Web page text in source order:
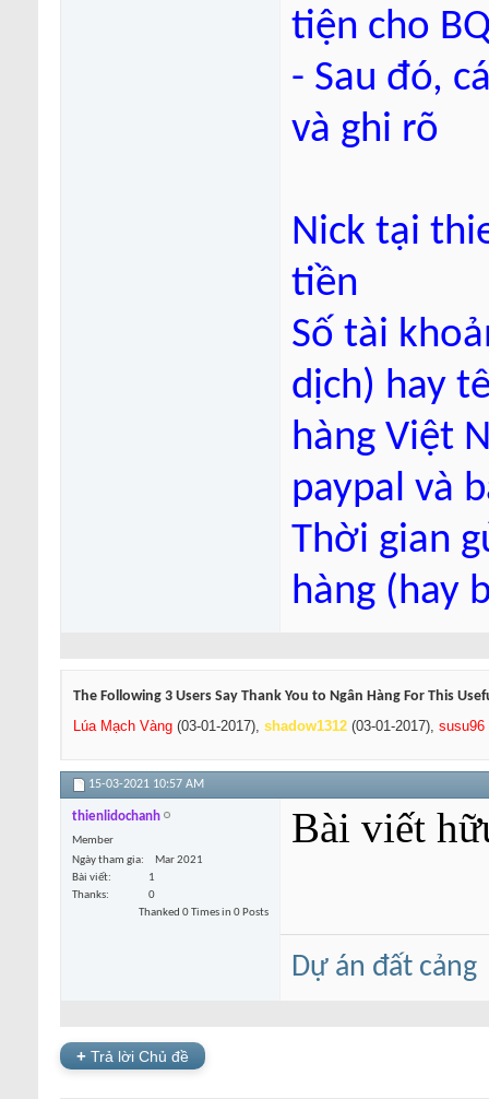
tiện cho
- Sau đó,
và ghi rõ
Nick tại
tiền
Số tài
dịch) hay
hàng Việt
paypal và
Thời gian
hàng (hay
The Following 3 Users Say Thank You to Ngân Hàng For This
Lúa Mạch Vàng (03-01-2017), shadow1312 (03-01-2017), susu96
15-03-2021 10:57 AM
thienlidochanh
Member
Ngày tham gia
Mar 2021
Bài viết
1
Thanks
0
Thanked 0 Times in 0 Posts
Bài viết
Dự án đất cảng
+ Trả lời Chủ đề